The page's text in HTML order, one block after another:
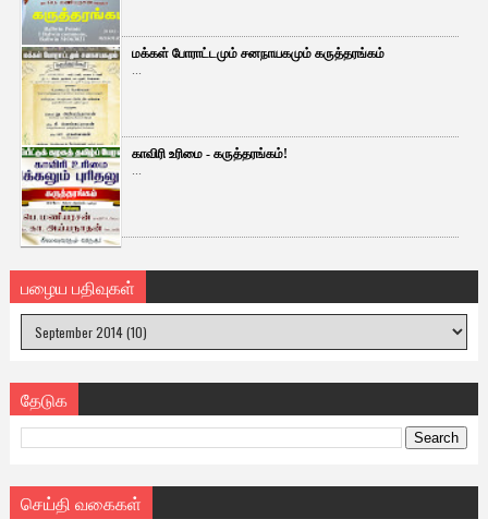
மக்கள் போராட்டமும் சனநாயகமும் கருத்தரங்கம்
...
காவிரி உரிமை - கருத்தரங்கம்!
...
பழைய பதிவுகள்
தேடுக
செய்தி வகைகள்